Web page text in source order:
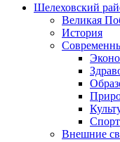
Шелеховский
Великая
История
Спорт
Внешние